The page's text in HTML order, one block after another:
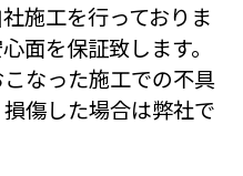
施工を行っておりま
面を保証致します。
なった施工での不具
傷した場合は弊社で